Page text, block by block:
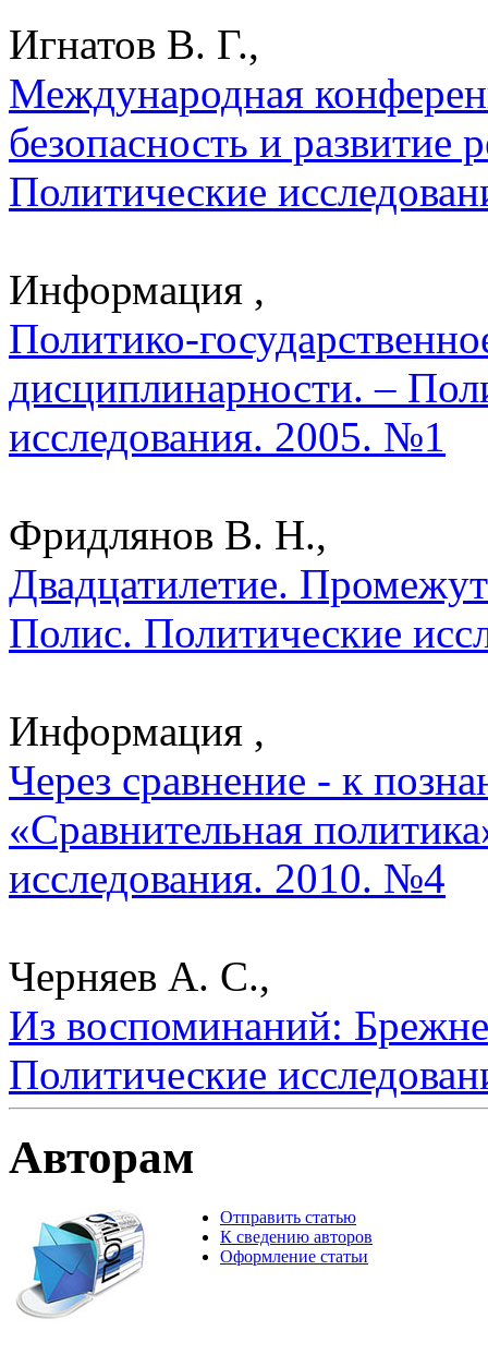
Игнатов В. Г.,
Международная
безопасность и развитие
Политические
Информация ,
Политико-
дисциплинарности. –
исследования. 2005. №1
Фридлянов В. Н.,
Двадцатилетие.
Полис. Политические
Информация ,
Через сравнение - к
«Сравнительная
исследования. 2010. №4
Черняев А. С.,
Из воспоминаний:
Политические
Авторам
Отправить статью
К сведению авторов
Оформление статьи